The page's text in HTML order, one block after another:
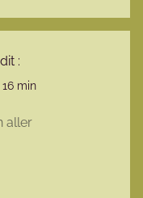
dit :
16 min
aller